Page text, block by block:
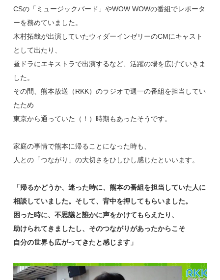
CSの「ミュージックバード」やWOW WOWの番組でレポータ
ーを務めていました。
木村拓哉が出演していたウィダーインゼリーのCMにキャスト
として出たり、
昼ドラにエキストラで出演するなど、活躍の場を広げていきま
した。
その間、熊本放送（RKK）のラジオで週一の番組を担当してい
たため
東京から通っていた（！）時期もあったそうです。
家庭の事情で熊本に帰ることになった時も、
人との「つながり」の大切さをひしひし感じたといいます。
「帰るかどうか、迷った時に、熊本の番組を担当していた人に
相談していました。そして、背中を押してもらいました。
困った時に、不思議と誰かに声をかけてもらえたり、
助けられてきましたし、そのつながりがあったからこそ
自分の世界も広がってきたと感じます」